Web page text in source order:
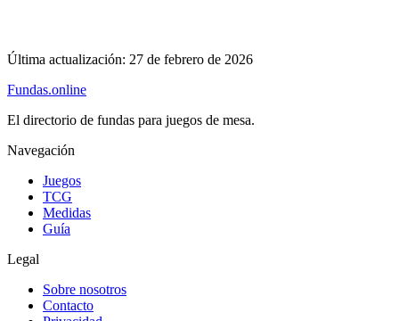
Última actualización: 27 de febrero de 2026
Fundas.online
El directorio de fundas para juegos de mesa.
Navegación
Juegos
TCG
Medidas
Guía
Legal
Sobre nosotros
Contacto